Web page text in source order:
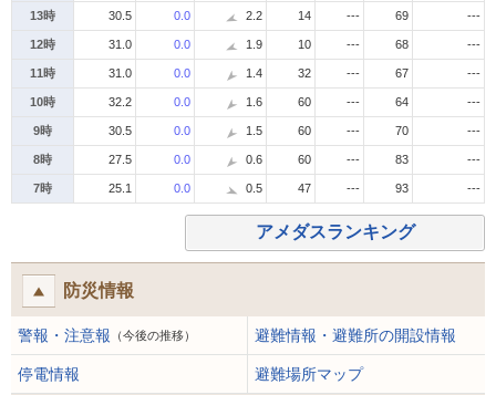
13時 30.5 0.0 2.2 14 --- 69 ---
12時 31.0 0.0 1.9 10 --- 68 ---
11時 31.0 0.0 1.4 32 --- 67 ---
10時 32.2 0.0 1.6 60 --- 64 ---
9時 30.5 0.0 1.5 60 --- 70 ---
8時 27.5 0.0 0.6 60 --- 83 ---
7時 25.1 0.0 0.5 47 --- 93 ---
アメダスランキング
防災情報
警報・注意報 （今後の推移） 避難情報・避難所の開設情報
停電情報
避難場所マップ